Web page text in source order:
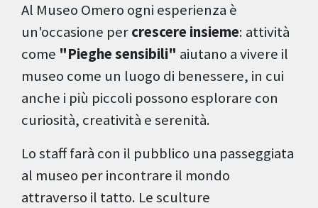
Al Museo Omero ogni esperienza è
un'occasione percrescere insieme: attività
come "Pieghe sensibili" aiutano a vivere il
museo come un luogo di benessere, in cui
anche i più piccoli possono esplorare con
curiosità, creatività e serenità.
Lo staff farà con il pubblico una passeggiata
al museo per incontrare il mondo
attraverso il tatto. Le sculture